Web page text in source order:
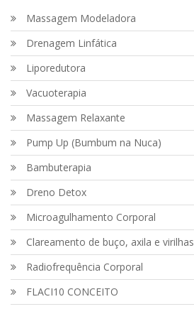
Massagem Modeladora
Drenagem Linfática
Liporedutora
Vacuoterapia
Massagem Relaxante
Pump Up (Bumbum na Nuca)
Bambuterapia
Dreno Detox
Microagulhamento Corporal
Clareamento de buço, axila e virilhas
Radiofrequência Corporal
FLACI10 CONCEITO